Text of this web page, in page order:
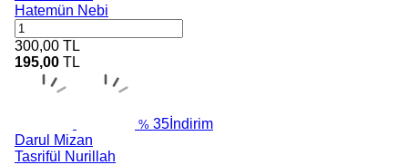
Hatemün Nebi
300,00 TL
195,00 TL
% 35 İndirim
Darul Mizan
Tasrifül Nurillah